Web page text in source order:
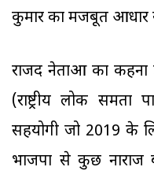
कुमार का मजबूत आधार
राजद नेताओं का कहना
(राष्ट्रीय लोक
सहयोगी जो 2019 के
भाजपा से कुछ नाराज